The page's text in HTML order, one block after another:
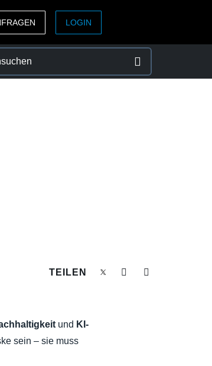
PACIFIC
LOGIN
TEILEN
und KI-
sein – sie muss